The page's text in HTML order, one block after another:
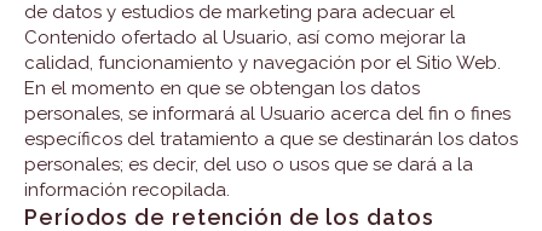
de datos y estudios de marketing para adecuar el
Contenido ofertado al Usuario, así como mejorar la
calidad, funcionamiento y navegación por el Sitio Web.
En el momento en que se obtengan los datos
personales, se informará al Usuario acerca del fin o fines
específicos del tratamiento a que se destinarán los datos
personales; es decir, del uso o usos que se dará a la
información recopilada.
Períodos de retención de los datos